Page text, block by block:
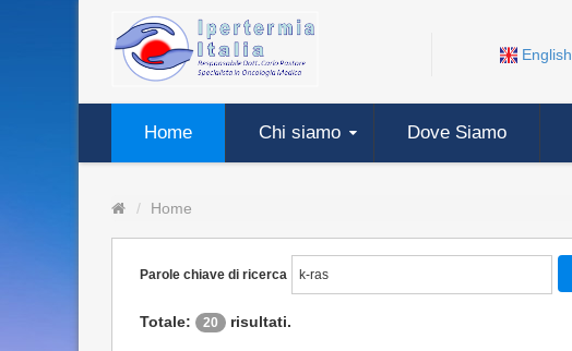
English
Home Chi siamo Dove Siamo
Home
Parole chiave di ricerca
Totale: 20 risultati.